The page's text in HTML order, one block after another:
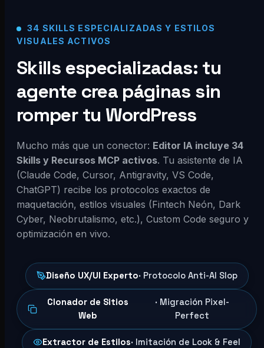
34 SKILLS ESPECIALIZADAS Y ESTILOS
VISUALES ACTIVOS
Skills especializadas: tu
agente crea páginas sin
romper tu WordPress
Mucho más que un conector: Editor IA incluye 34
Skills y Recursos MCP activos. Tu asistente de IA
(Claude Code, Cursor, Antigravity, VS Code,
ChatGPT) recibe los protocolos exactos de
maquetación, estilos visuales (Fintech Neón, Dark
Cyber, Neobrutalismo, etc.), Custom Code seguro y
optimización en vivo.
Diseño UX/UI Experto· Protocolo Anti-AI Slop
Clonador de Sitios
Web
· Migración Pixel-
Perfect
Extractor de Estilos· Imitación de Look & Feel